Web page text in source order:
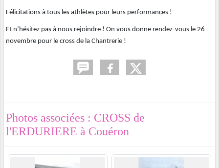
Félicitations à tous les athlètes pour leurs performances !
Et n’hésitez pas à nous rejoindre ! On vous donne rendez-vous le 26
novembre pour le cross de la Chantrerie !
Photos associées : CROSS de
l'ERDURIERE à Couéron